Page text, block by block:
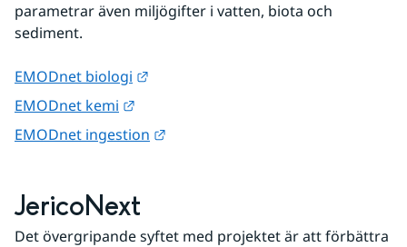
parametrar även miljögifter i vatten, biota och
sediment.
EMODnet biologi
EMODnet kemi
EMODnet ingestion
JericoNext
Det övergripande syftet med projektet är att förbättra